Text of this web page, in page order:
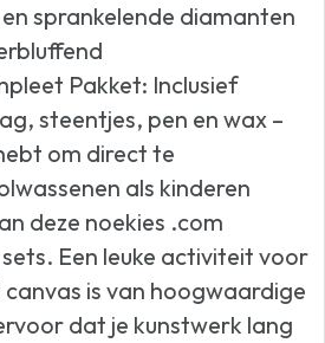
sprankelende diamanten
Pakket: Inclusief
steentjes, pen en wax –
om direct te
als kinderen
deze noekies .com
Een leuke activiteit voor
canvas is van hoogwaardige
dat je kunstwerk lang